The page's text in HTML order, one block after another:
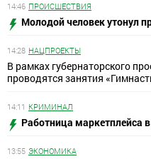
14:46 ПРОИСШЕСТВИЯ
Молодой человек утонул
14:28 НАЦПРОЕКТЫ
В рамках губернаторского
проводятся занятия
14:11 КРИМИНАЛ
Работница маркетплейса
13:55 ЭКОНОМИКА